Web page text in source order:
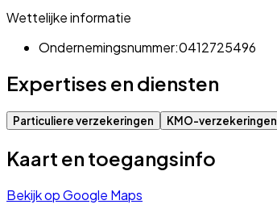
Wettelijke informatie
Ondernemingsnummer:0412725496
Expertises en diensten
Particuliere verzekeringen KMO-verzekeringen
Kaart en toegangsinfo
Bekijk op Google Maps